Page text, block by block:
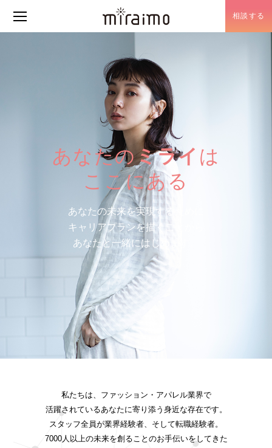
相談する
あなたのミライ は
ここにある
あなたの未来を実現するために
キャリアプランを描くことから
あなたと一緒にはじめます。
私たちは、ファッション・アパレル業界で
活躍されているあなたに寄り添う身近な存在です。
スタッフ全員が業界経験者、そして転職経験者。
7000人以上の未来を創ることのお手伝いをしてきた